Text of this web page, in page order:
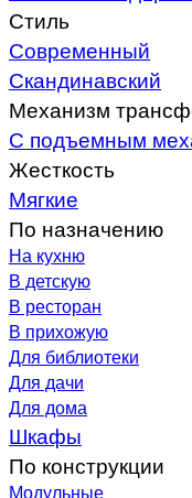
Стиль
Современный
Скандинавский
Механизм
С подъемным
Жесткость
Мягкие
По назначению
На кухню
В детскую
В ресторан
В прихожую
Для библиотеки
Для дачи
Для дома
Шкафы
По конструкции
Модульные